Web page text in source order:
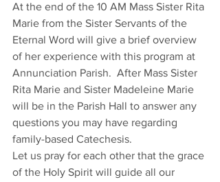
At the end of the 10 AM Mass Sister Rita
Marie from the Sister Servants of the
Eternal Word will give a brief overview
of her experience with this program at
Annunciation Parish.  After Mass Sister
Rita Marie and Sister Madeleine Marie
will be in the Parish Hall to answer any
questions you may have regarding
family-based Catechesis.
Let us pray for each other that the grace
of the Holy Spirit will guide all our